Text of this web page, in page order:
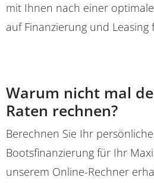
mit Ihnen nach einer
auf Finanzierung und Leasing
Warum nicht mal
Raten rechnen?
Berechnen Sie Ihr
Bootsfinanzierung für Ihr
unserem Online-Rechner